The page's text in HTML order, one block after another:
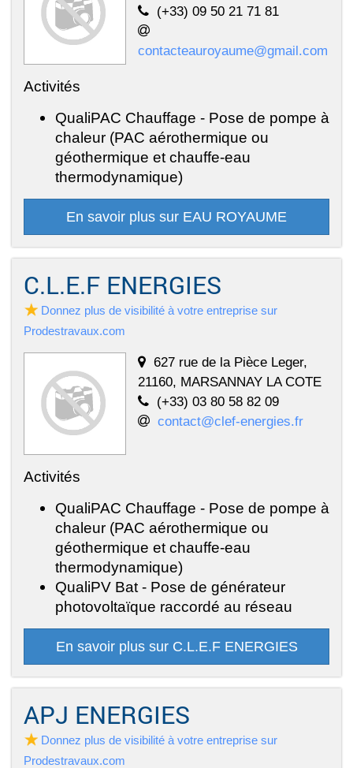
(+33) 09 50 21 71 81
contacteauroyaume@gmail.com
Activités
QualiPAC Chauffage - Pose de pompe à
chaleur (PAC aérothermique ou
géothermique et chauffe-eau
thermodynamique)
En savoir plus sur EAU ROYAUME
C.L.E.F ENERGIES
Donnez plus de visibilité à votre entreprise sur
Prodestravaux.com
627 rue de la Pièce Leger,
21160, MARSANNAY LA COTE
(+33) 03 80 58 82 09
contact@clef-energies.fr
Activités
QualiPAC Chauffage - Pose de pompe à
chaleur (PAC aérothermique ou
géothermique et chauffe-eau
thermodynamique)
QualiPV Bat - Pose de générateur
photovoltaïque raccordé au réseau
En savoir plus sur C.L.E.F ENERGIES
APJ ENERGIES
Donnez plus de visibilité à votre entreprise sur
Prodestravaux.com